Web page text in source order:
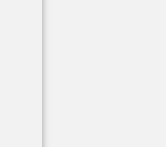
stabiles Metallgestell
Diese
und halten daher die
im täglichen
Das
Line ist der